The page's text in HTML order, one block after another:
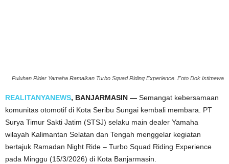
Puluhan Rider Yamaha Ramaikan Turbo Squad Riding Experience. Foto Dok Istimewa
REALITANYANEWS, BANJARMASIN — Semangat kebersamaan
komunitas otomotif di Kota Seribu Sungai kembali membara. PT
Surya Timur Sakti Jatim (STSJ) selaku main dealer Yamaha
wilayah Kalimantan Selatan dan Tengah menggelar kegiatan
bertajuk Ramadan Night Ride – Turbo Squad Riding Experience
pada Minggu (15/3/2026) di Kota Banjarmasin.